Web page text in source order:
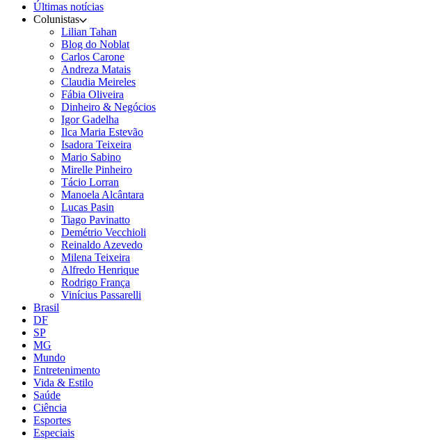
Últimas notícias
Colunistas
Lilian Tahan
Blog do Noblat
Carlos Carone
Andreza Matais
Claudia Meireles
Fábia Oliveira
Dinheiro & Negócios
Igor Gadelha
Ilca Maria Estevão
Isadora Teixeira
Mario Sabino
Mirelle Pinheiro
Tácio Lorran
Manoela Alcântara
Lucas Pasin
Tiago Pavinatto
Demétrio Vecchioli
Reinaldo Azevedo
Milena Teixeira
Alfredo Henrique
Rodrigo França
Vinícius Passarelli
Brasil
DF
SP
MG
Mundo
Entretenimento
Vida & Estilo
Saúde
Ciência
Esportes
Especiais